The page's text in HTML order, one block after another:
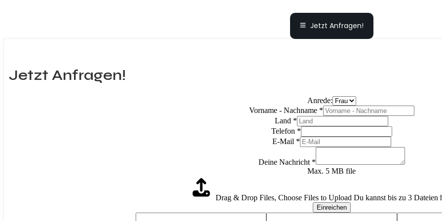
Jetzt Anfragen!
Jetzt Anfragen!
Anrede:
Vorname - Nachname *
Land *
Telefon *
E-Mail *
Deine Nachricht *
Max. 5 MB file
Drag & Drop Files, Choose Files to Upload Du kannst bis zu 3 Dateien
Einreichen